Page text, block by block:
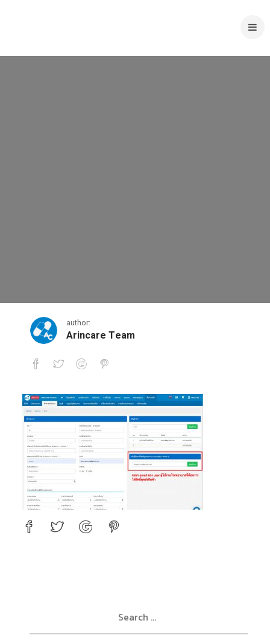
1577309687130
author:
Arincare Team
1577309687130